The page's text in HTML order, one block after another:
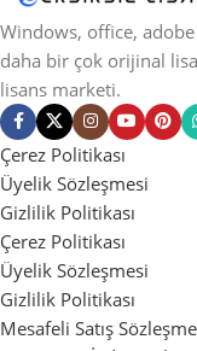
Windows, office,
daha bir çok orijinal
lisans marketi.
Çerez Politikası
Üyelik Sözleşmesi
Gizlilik Politikası
Çerez Politikası
Üyelik Sözleşmesi
Gizlilik Politikası
Mesafeli Satış